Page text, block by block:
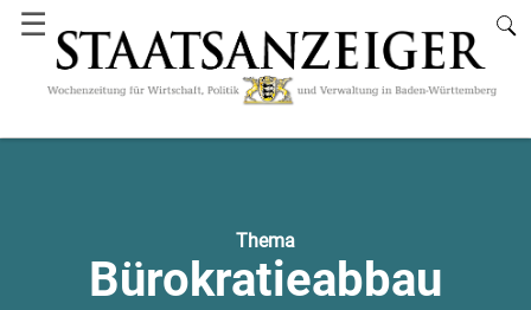
☰
Thema
Bürokratieabbau